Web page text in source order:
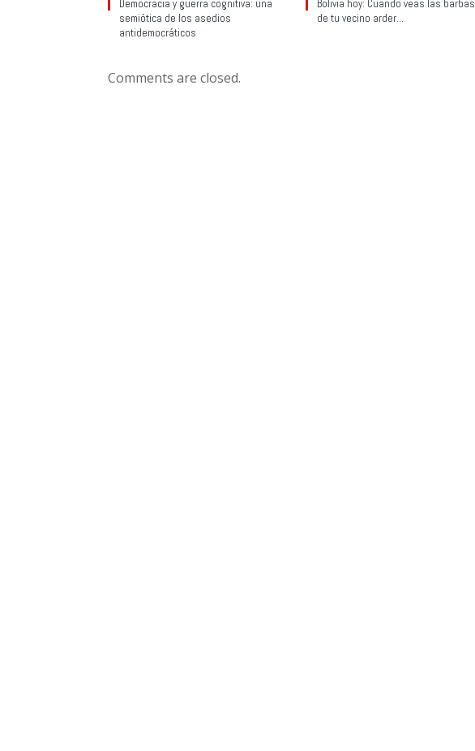
Democracia y guerra cognitiva: una
semiótica de los asedios
antidemocráticos
Bolivia hoy: Cuando veas las barbas
de tu vecino arder…
Comments are closed.